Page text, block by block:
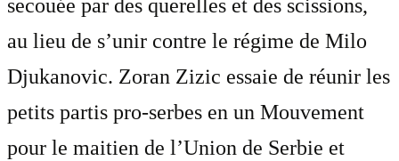
secouée par des querelles et des scissions,
au lieu de s’unir contre le régime de Milo
Djukanovic. Zoran Zizic essaie de réunir les
petits partis pro-serbes en un Mouvement
pour le maitien de l’Union de Serbie et